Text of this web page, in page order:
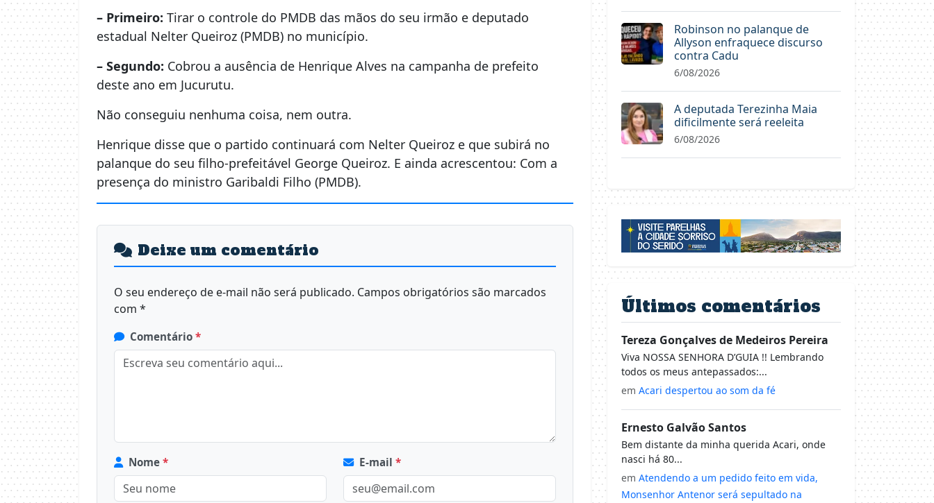
– Primeiro: Tirar o controle do PMDB das mãos do seu irmão e deputado
estadual Nelter Queiroz (PMDB) no município.
– Segundo: Cobrou a ausência de Henrique Alves na campanha de prefeito
deste ano em Jucurutu.
Não conseguiu nenhuma coisa, nem outra.
Henrique disse que o partido continuará com Nelter Queiroz e que subirá no
palanque do seu filho-prefeitável George Queiroz. E ainda acrescentou: Com a
presença do ministro Garibaldi Filho (PMDB).
Deixe um comentário
O seu endereço de e-mail não será publicado. Campos obrigatórios são marcados
com *
Comentário *
Nome * E-mail *
Robinson no palanque de
Allyson enfraquece discurso
contra Cadu
6/08/2026
A deputada Terezinha Maia
dificilmente será reeleita
6/08/2026
Últimos comentários
Tereza Gonçalves de Medeiros Pereira
Viva NOSSA SENHORA D’GUIA !! Lembrando
todos os meus antepassados:...
em Acari despertou ao som da fé
Ernesto Galvão Santos
Bem distante da minha querida Acari, onde
nasci há 80...
em Atendendo a um pedido feito em vida,
Monsenhor Antenor será sepultado na